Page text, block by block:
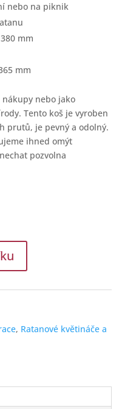
nebo na piknik
mm
mm
nebo jako
Tento koš je vyroben
prutů, je pevný a odolný.
ihned omýt
pozvolna
, Ratanové květináče a